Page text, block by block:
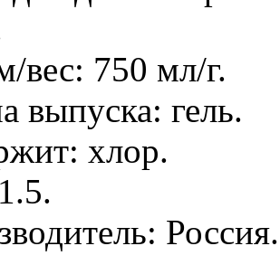
вес: 750 мл/г.
выпуска: гель.
хлор.
Россия.